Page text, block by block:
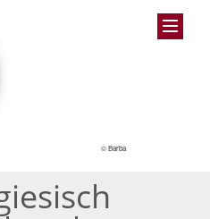
© Barba